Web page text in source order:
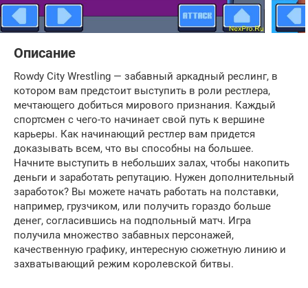
Описание
Rowdy City Wrestling — забавный аркадный реслинг, в
котором вам предстоит выступить в роли рестлера,
мечтающего добиться мирового признания. Каждый
спортсмен с чего-то начинает свой путь к вершине
карьеры. Как начинающий рестлер вам придется
доказывать всем, что вы способны на большее.
Начните выступить в небольших залах, чтобы накопить
деньги и заработать репутацию. Нужен дополнительный
заработок? Вы можете начать работать на полставки,
например, грузчиком, или получить гораздо больше
денег, согласившись на подпольный матч. Игра
получила множество забавных персонажей,
качественную графику, интересную сюжетную линию и
захватывающий режим королевской битвы.